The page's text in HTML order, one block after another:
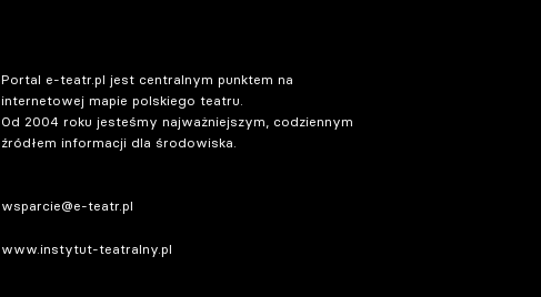
Portal e-teatr.pl jest centralnym punktem na
internetowej mapie polskiego teatru.
Od 2004 roku jesteśmy najważniejszym, codziennym
źródłem informacji dla środowiska.
wsparcie@e-teatr.pl
www.instytut-teatralny.pl